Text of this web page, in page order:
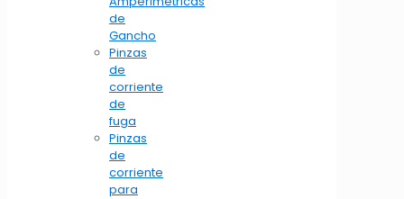
de
Gancho
Pinzas
de
corriente
de
fuga
Pinzas
de
corriente
para